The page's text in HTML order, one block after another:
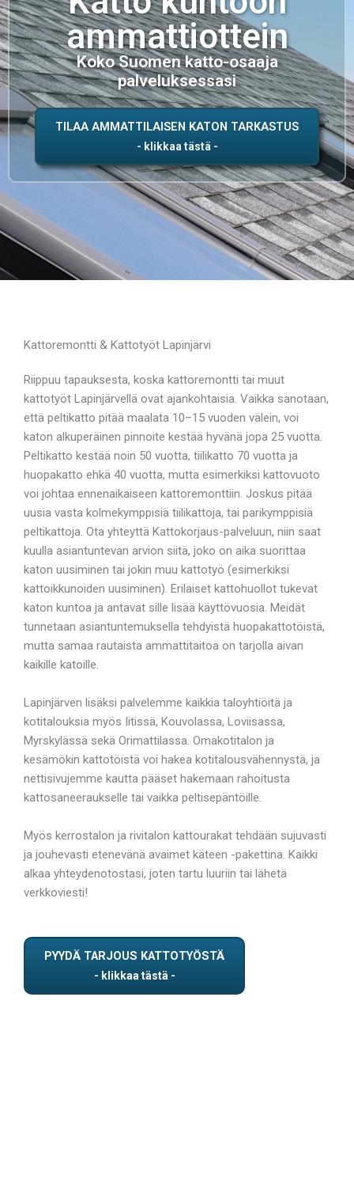
ammattiottein
Koko Suomen katto-osaaja
palveluksessasi
TILAA AMMATTILAISEN KATON TARKASTUS
Kattoremontti & Kattotyöt Lapinjärvi
Riippuu tapauksesta, koska kattoremontti tai muut
kattotyöt Lapinjärvellä ovat ajankohtaisia. Vaikka sanotaan,
että peltikatto pitää maalata 10–15 vuoden välein, voi
katon alkuperäinen pinnoite kestää hyvänä jopa 25 vuotta.
Peltikatto kestää noin 50 vuotta, tiilikatto 70 vuotta ja
huopakatto ehkä 40 vuotta, mutta esimerkiksi kattovuoto
voi johtaa ennenaikaiseen kattoremonttiin. Joskus pitää
uusia vasta kolmekymppisiä tiilikattoja, tai parikymppisiä
peltikattoja. Ota yhteyttä Kattokorjaus-palveluun, niin saat
kuulla asiantuntevan arvion siitä, joko on aika suorittaa
katon uusiminen tai jokin muu kattotyö (esimerkiksi
kattoikkunoiden uusiminen). Erilaiset kattohuollot tukevat
katon kuntoa ja antavat sille lisää käyttövuosia. Meidät
tunnetaan asiantuntemuksella tehdyistä huopakattotöistä,
mutta samaa rautaista ammattitaitoa on tarjolla aivan
kaikille katoille.
Lapinjärven lisäksi palvelemme kaikkia taloyhtiöitä ja
kotitalouksia myös Iitissä, Kouvolassa, Loviisassa,
Myrskylässä sekä Orimattilassa. Omakotitalon ja
kesämökin kattotöistä voi hakea kotitalousvähennystä, ja
nettisivujemme kautta pääset hakemaan rahoitusta
kattosaneeraukselle tai vaikka peltisepäntöille.
Myös kerrostalon ja rivitalon kattourakat tehdään sujuvasti
ja jouhevasti etenevänä avaimet käteen -pakettina. Kaikki
alkaa yhteydenotostasi, joten tartu luuriin tai lähetä
verkkoviesti!
PYYDÄ TARJOUS KATTOTYÖSTÄ